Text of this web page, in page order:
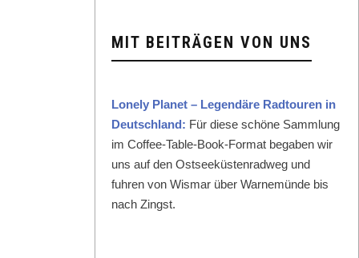
MIT BEITRÄGEN VON UNS
Lone­ly Plan­et – Leg­endäre Rad­touren in
Deutsch­land: Für diese schöne Samm­lung
im Cof­fee-Table-Book-For­mat begaben wir
uns auf den Ost­seeküsten­rad­weg und
fuhren von Wis­mar über Warnemünde bis
nach Zingst.